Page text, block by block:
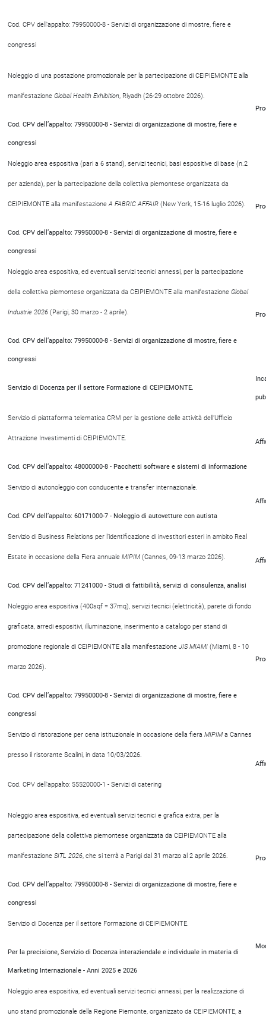
Cod. CPV dell’appalto: 79950000-8 - Servizi di organizzazione di mostre, fiere e
congressi
Noleggio di una postazione promozionale per la partecipazione di CEIPIEMONTE alla
manifestazione Global Health Exhibition, Riyadh (26-29 ottobre 2026).
Cod. CPV dell’appalto: 79950000-8 - Servizi di organizzazione di mostre, fiere e
congressi
Noleggio area espositiva (pari a 6 stand), servizi tecnici, basi espositive di base (n.2
per azienda), per la partecipazione della collettiva piemontese organizzata da
CEIPIEMONTE alla manifestazioneA FABRIC AFFAIR (New York, 15-16 luglio 2026).
Cod. CPV dell’appalto: 79950000-8 - Servizi di organizzazione di mostre, fiere e
congressi
Noleggio area espositiva, ed eventuali servizi tecnici annessi, per la partecipazione
della collettiva piemontese organizzata da CEIPIEMONTE alla manifestazione Global
Industrie 2026 (Parigi, 30 marzo - 2 aprile).
Cod. CPV dell’appalto: 79950000-8 - Servizi di organizzazione di mostre, fiere e
congressi
Servizio di Docenza per il settore Formazione di CEIPIEMONTE.
Servizio di piattaforma telematica CRM per la gestione delle attività dell’Ufficio
Attrazione Investimenti di CEIPIEMONTE.
Cod. CPV dell’appalto: 48000000-8 - Pacchetti software e sistemi di informazione
Servizio di autonoleggio con conducente e transfer internazionale.
Cod. CPV dell’appalto: 60171000-7 - Noleggio di autovetture con autista
Servizio di Business Relations per l’identificazione di investitori esteri in ambito Real
Estate in occasione della Fiera annuale MIPIM (Cannes, 09-13 marzo 2026).
Cod. CPV dell’appalto: 71241000 - Studi di fattibilità, servizi di consulenza, analisi
Noleggio area espositiva (400sqf = 37mq), servizi tecnici (elettricità), parete di fondo
graficata, arredi espositivi, illuminazione, inserimento a catalogo per stand di
promozione regionale di CEIPIEMONTE alla manifestazione JIS MIAMI (Miami, 8 - 10
marzo 2026).
Cod. CPV dell’appalto: 79950000-8 - Servizi di organizzazione di mostre, fiere e
congressi
Servizio di ristorazione per cena istituzionale in occasione della fiera MIPIM a Cannes
presso il ristorante Scalini, in data 10/03/2026.
Cod. CPV dell’appalto: 55520000-1 - Servizi di catering
Noleggio area espositiva, ed eventuali servizi tecnici e grafica extra, per la
partecipazione della collettiva piemontese organizzata da CEIPIEMONTE alla
manifestazione SITL 2026, che si terrà a Parigi dal 31 marzo al 2 aprile 2026.
Cod. CPV dell’appalto: 79950000-8 - Servizi di organizzazione di mostre, fiere e
congressi
Servizio di Docenza per il settore Formazione di CEIPIEMONTE.
Per la precisione, Servizio di Docenza interaziendale e individuale in materia di
Marketing Internazionale - Anni 2025 e 2026
Noleggio area espositiva, ed eventuali servizi tecnici annessi, per la realizzazione di
uno stand promozionale della Regione Piemonte, organizzato da CEIPIEMONTE, a